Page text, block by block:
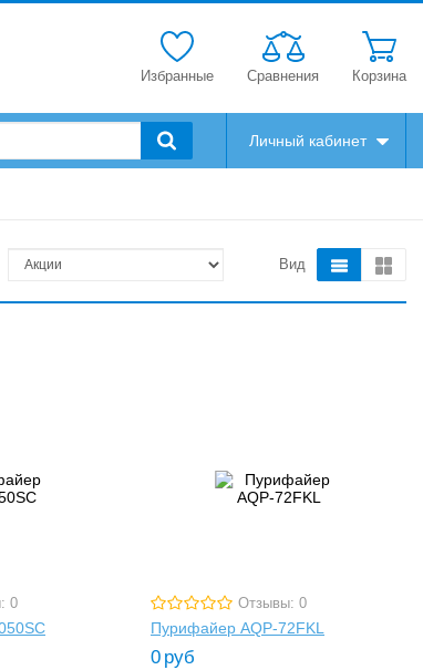
Избранные Сравнения Корзина
Личный кабинет
Вид
0 Отзывы: 0
Пурифайер AQP-72FKL
0 руб